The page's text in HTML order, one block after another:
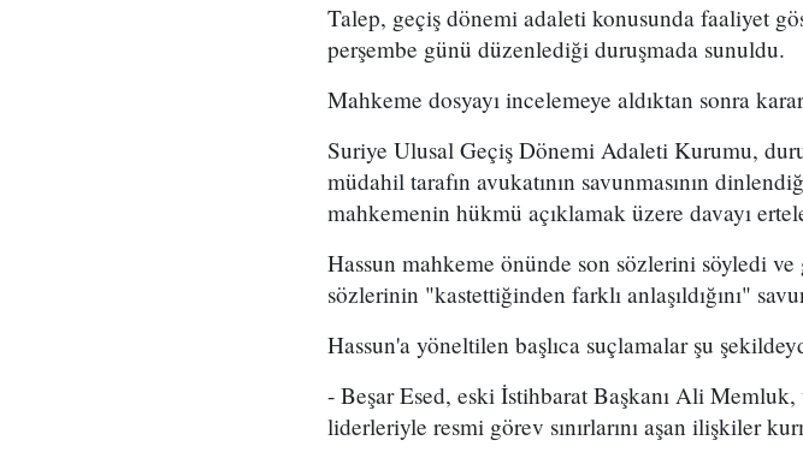
Talep, geçiş dönemi adaleti konusunda faaliyet
perşembe günü düzenlediği duruşmada sunuldu.
Mahkeme dosyayı incelemeye aldıktan sonra
Suriye Ulusal Geçiş Dönemi Adaleti Kurumu,
müdahil tarafın avukatının savunmasının
mahkemenin hükmü açıklamak üzere davayı
Hassun mahkeme önünde son sözlerini söyledi
sözlerinin "kastettiğinden farklı anlaşıldığını"
Hassun'a yöneltilen başlıca suçlamalar şu
- Beşar Esed, eski İstihbarat Başkanı Ali
liderleriyle resmi görev sınırlarını aşan ilişkiler